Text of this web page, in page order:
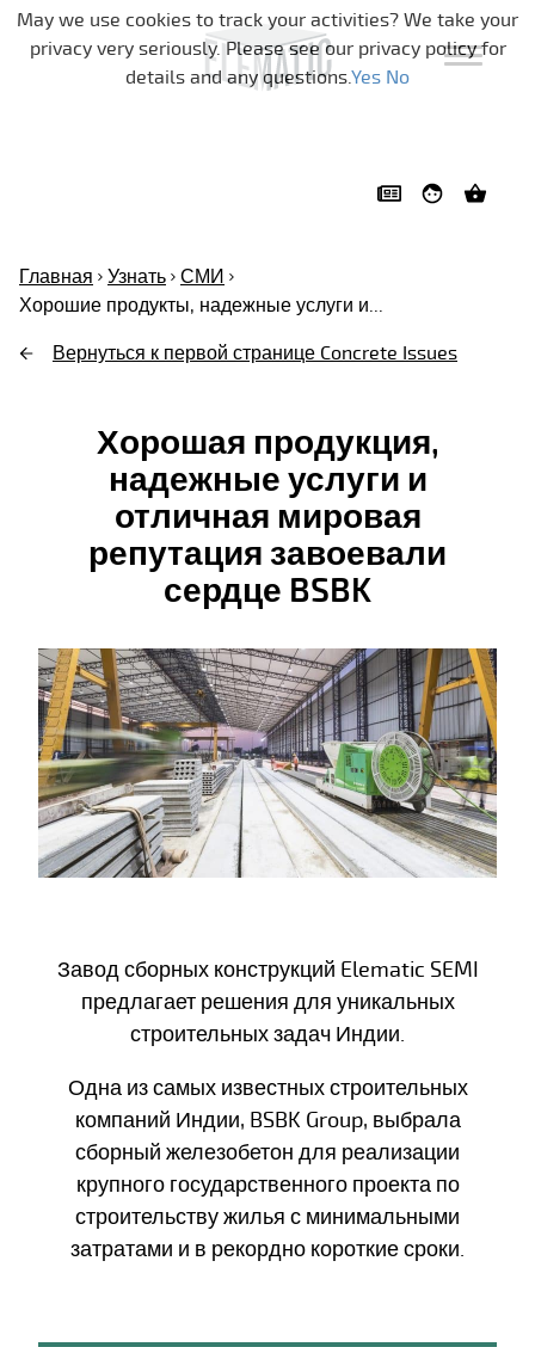
Skip navigation
Главная Узнать СМИ
Хорошие продукты, надежные услуги и...
Вернуться к первой странице Concrete Issues
Хорошая продукция,
надежные услуги и
отличная мировая
репутация завоевали
сердце BSBK
Завод сборных конструкций Elematic SEMI
предлагает решения для уникальных
строительных задач Индии.
Одна из самых известных строительных
компаний Индии, BSBK Group, выбрала
сборный железобетон для реализации
крупного государственного проекта по
строительству жилья с минимальными
затратами и в рекордно короткие сроки.
May we use cookies to track your activities? We take your
privacy very seriously. Please see our privacy policy for
details and any questions.Yes No